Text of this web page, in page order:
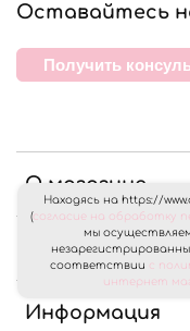
О магазине
Клиентам
Информация
Оставайтесь
Получить
Находясь на https://
(согласие на обработку
мы
соответствии с
интернет